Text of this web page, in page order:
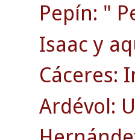
Pepín: "
Isaac y
Cáceres:
Ardévol: